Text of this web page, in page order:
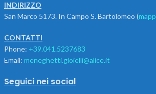
INDIRIZZO
San Marco 5173. In Campo S. Bartolomeo (
CONTATTI
Phone: +39.041.5237683
Email: meneghetti.gioielli@alice.it
Seguici nei social